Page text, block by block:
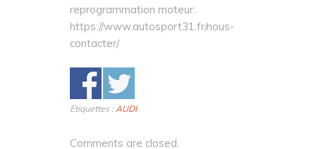
moderne. Contactez-nous dès
maintenant pour votre
reprogrammation moteur:
contacter/
Étiquettes :AUDI